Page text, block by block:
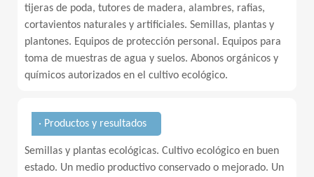
tijeras de poda, tutores de madera, alambres, rafias,
cortavientos naturales y artificiales. Semillas, plantas y
plantones. Equipos de protección personal. Equipos para
toma de muestras de agua y suelos. Abonos orgánicos y
químicos autorizados en el cultivo ecológico.
· Productos y resultados
Semillas y plantas ecológicas. Cultivo ecológico en buen
estado. Un medio productivo conservado o mejorado. Un